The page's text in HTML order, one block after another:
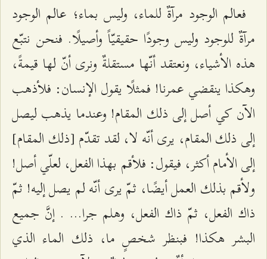
فعالم الوجود مرآةٌ للماء، وليس بماء؛ عالم الوجود
مرآةٌ للوجود وليس وجودًا حقيقيّاً وأصيلًا. فنحن نتبّع
هذه الأشياء، ونعتقد أنّها مستقلةٌ ونرى أنّ لها قيمةً،
وهكذا ينقضي عمرنا! فمثلًا يقول الإنسان: فلأذهب
الآن كي أصل إلى ذلك المقام! وعندما يذهب ليصل
إلى ذلك المقام، يرى أنّه لا، لقد تقدّم [ذلك المقام]
إلى الأمام أكثر، فيقول: فلأقم بهذا الفعل، لعلّي أصل!
ولأقم بذلك العمل أيضًا، ثمّ يرى أنّه لم يصل إليه! ثمّ
ذاك الفعل، ثمّ ذاك الفعل، وهلم جرا... . إنَّ جميع
البشر هكذا! فبنظر شخصٍ ما، ذلك الماء الذي